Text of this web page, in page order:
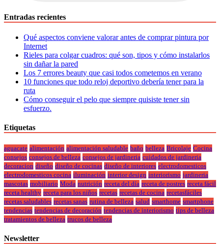
Entradas recientes
Qué aspectos conviene valorar antes de comprar pintura por
Internet
Rieles para colgar cuadros: qué son, tipos y cómo instalarlos
sin dañar la pared
Los 7 errores beauty que casi todos cometemos en verano
10 funciones que todo reloj deportivo debería tener para la
ruta
Cómo conseguir el pelo que siempre quisiste tener sin
esfuerzo.
Etiquetas
aguacate alimentación alimentación saludable baño belleza Bricolaje Cocina
consejos consejos de belleza consejos de jardineria cuidados de jardineria
decoracion diseño diseño de cocinas diseño de interiores electrodomesticos
electrodomesticos cocina iluminación interior design interiorismo jardineria
mascotas mobiliario Moda nutrición receta del día receta de postres receta fácil
receta healthy receta para los niños recetas recetas de cocina recetasfáciles
recetas saludables recetas sanas rutina de belleza salud smarthome smartphone
tendencias tendencias de decoración tendencias de interiorismo tips de belleza
tratamientos de belleza trucos de belleza
Newsletter